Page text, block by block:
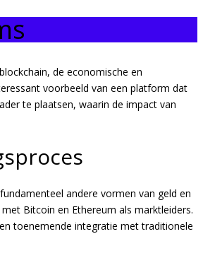
de economische en
voorbeeld van een platform dat
te plaatsen, waarin de impact van
andere vormen van geld en
Bitcoin en Ethereum als marktleiders.
toenemende integratie met traditionele